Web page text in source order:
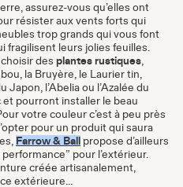
assurez-vous qu’elles ont
résister aux vents forts qui
trop grands qui vous font
fragilisent leurs jolies feuilles.
des plantes rustiques
la Bruyère, le Laurier tin,
Japon, l’Abelia ou l’Azalée du
pourront installer le beau
votre couleur c’est à peu près
pour un produit qui saura
Farrow & Ball propose d’ailleurs
pour l’extérieur.
créée artisanalement,
extérieure...